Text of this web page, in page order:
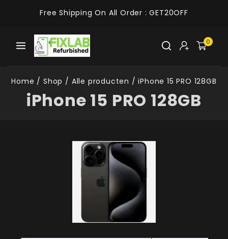
Free Shipping On All Order : GET20OFF
0
Home / Shop / Alle producten / iPhone 15 PRO 128GB
iPhone 15 PRO 128GB